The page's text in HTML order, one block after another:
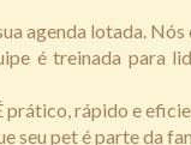
agenda lotada.
é treinada para
prático, rápido e
pet é parte da